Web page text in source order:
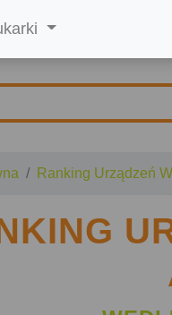
Ranking Urządzeń